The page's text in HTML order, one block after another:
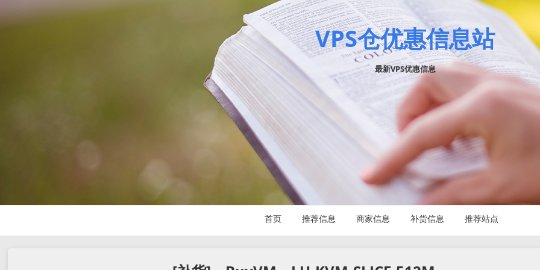
VPS仓优惠信息站
最新VPS优惠信息
首页 推荐信息 商家信息 补货信息 推荐站点